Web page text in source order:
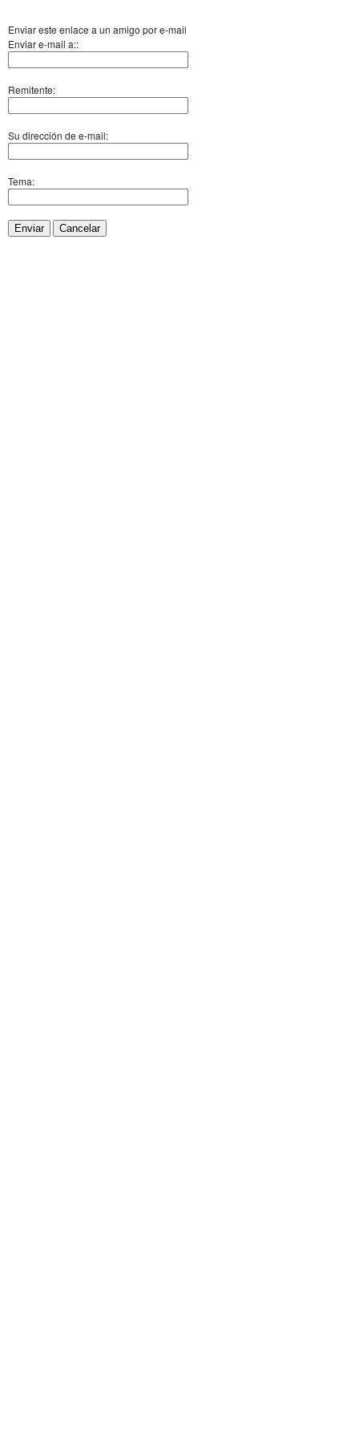
Enviar este enlace a un amigo por e-mail
Enviar e-mail a::
Remitente:
Su dirección de e-mail:
Tema:
Enviar Cancelar